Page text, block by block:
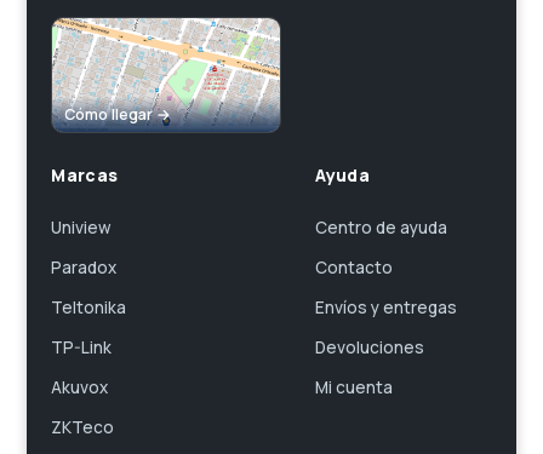
Cómo llegar →
Marcas
Uniview
Paradox
Teltonika
TP-Link
Akuvox
ZKTeco
Ayuda
Centro de ayuda
Contacto
Envíos y entregas
Devoluciones
Mi cuenta